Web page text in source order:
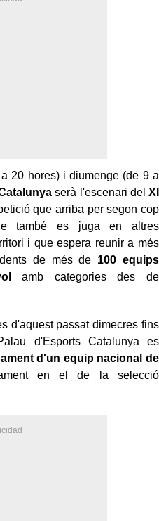
20 hores) i diumenge (de 9 a
serà l'escenari del XI
que arriba per segon cop
també es juga en altres
i que espera reunir a més
de més de 100 equips
amb categories des de
d'aquest passat dimecres fins
d'Esports Catalunya es
d'un equip nacional de
en el de la selecció